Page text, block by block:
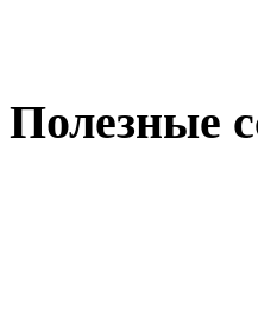
Полезные